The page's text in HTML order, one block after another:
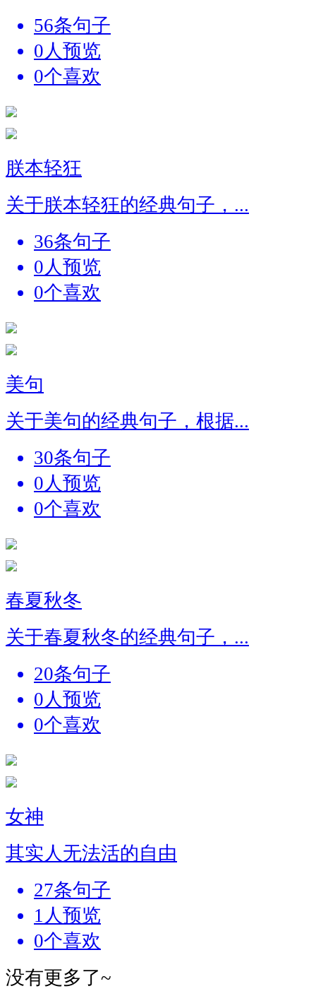
56条句子
0人预览
0个喜欢
朕本轻狂
关于朕本轻狂的经典句子，...
36条句子
0人预览
0个喜欢
美句
关于美句的经典句子，根据...
30条句子
0人预览
0个喜欢
春夏秋冬
关于春夏秋冬的经典句子，...
20条句子
0人预览
0个喜欢
女神
其实人无法活的自由
27条句子
1人预览
0个喜欢
没有更多了~